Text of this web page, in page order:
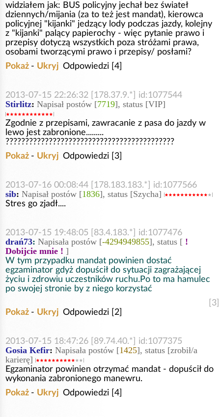
widziałem jak: BUS policyjny jechał bez świateł
dziennych/mijania (za to też jest mandat), kierowca
policyjnej "kijanki" jedzący lody podczas jazdy, kolejny
z "kijanki" palący papierochy - więc pytanie prawo i
przepisy dotyczą wszystkich poza stróżami prawa,
osobami tworzącymi prawo i przepisy/ posłami?
Pokaż - Ukryj Odpowiedzi [4]
2013-07-15 22:26:32 [178.37.9.*] id:1077544
Stirlitz: Napisał postów [7719], status [VIP]
Zgodnie z przepisami, zawracanie z pasa do jazdy w
lewo jest zabronione.........
???????????????????????????????????????????
Pokaż - Ukryj Odpowiedzi [3]
2013-07-16 00:08:44 [178.183.183.*] id:1077566
sib: Napisał postów [1836], status [Szycha]
Stres go zjadł....
2013-07-15 19:48:05 [83.4.183.*] id:1077476
drań73: Napisała postów [-4294949855], status [ !
Dobijcie mnie ! ]
W tym przypadku mandat powinien dostać
egzaminator gdyż dopuścił do sytuacji zagrażającej
życiu i zdrowiu uczestników ruchu.Po to ma hamulec
po swojej stronie by z niego korzystać
[3]
Pokaż - Ukryj Odpowiedzi [2]
2013-07-15 18:47:26 [89.74.40.*] id:1077375
Gosia Kefir: Napisała postów [1425], status [zrobił/a
karierę]
Egzaminator powinien otrzymać mandat - dopuścił do
wykonania zabronionego manewru.
Pokaż - Ukryj Odpowiedzi [4]